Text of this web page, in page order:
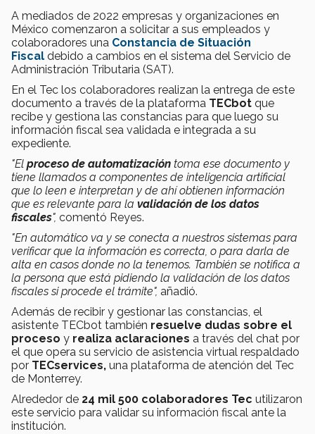
A mediados de 2022 empresas y organizaciones en
México comenzaron a solicitar a sus empleados y
colaboradores una Constancia de Situación
Fiscal debido a cambios en el sistema del Servicio de
Administración Tributaria (SAT).
En el Tec los colaboradores realizan la entrega de este
documento a través de la plataforma TECbot que
recibe y gestiona las constancias para que luego su
información fiscal sea validada e integrada a su
expediente.
"El proceso de automatización toma ese documento y
tiene llamados a componentes de inteligencia artificial
que lo leen e interpretan y de ahí obtienen información
que es relevante para la validación de los datos
fiscales", comentó Reyes.
"En automático va y se conecta a nuestros sistemas para
verificar que la información es correcta, o para darla de
alta en casos donde no la tenemos. También se notifica a
la persona que está pidiendo la validación de los datos
fiscales si procede el trámite", añadió.
Además de recibir y gestionar las constancias, el
asistente TECbot también resuelve dudas sobre el
proceso y realiza aclaraciones a través del chat por
el que opera su servicio de asistencia virtual respaldado
por TECservices, una plataforma de atención del Tec
de Monterrey.
Alrededor de 24 mil 500 colaboradores Tec utilizaron
este servicio para validar su información fiscal ante la
institución.